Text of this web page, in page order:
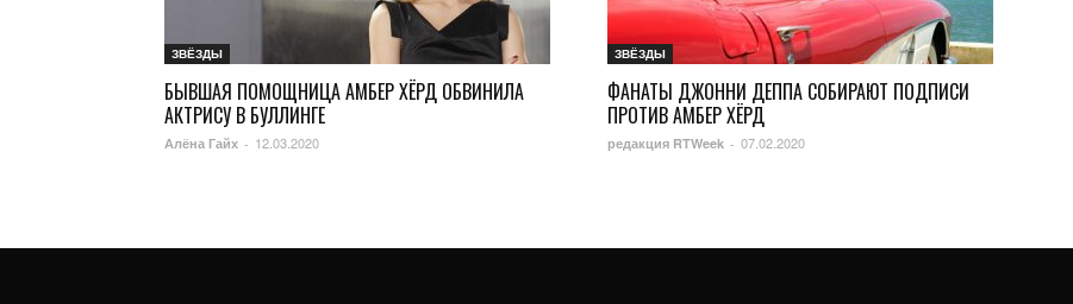
ЗВЁЗДЫ
БЫВШАЯ ПОМОЩНИЦА АМБЕР ХЁРД ОБВИНИЛА
АКТРИСУ В БУЛЛИНГЕ
Алёна Гайх - 12.03.2020
ЗВЁЗДЫ
ФАНАТЫ ДЖОННИ ДЕППА СОБИРАЮТ ПОДПИСИ
ПРОТИВ АМБЕР ХЁРД
редакция RTWeek - 07.02.2020